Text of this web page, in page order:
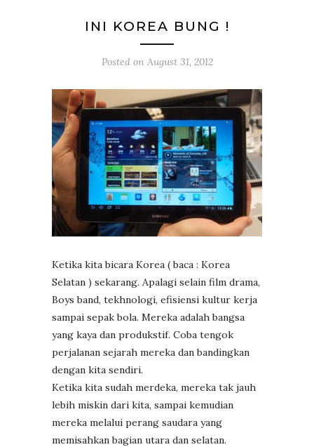
INI KOREA BUNG !
Posted on August 31, 2012
Ketika kita bicara Korea ( baca : Korea
Selatan ) sekarang. Apalagi selain film drama,
Boys band, tekhnologi, efisiensi kultur kerja
sampai sepak bola. Mereka adalah bangsa
yang kaya dan produkstif. Coba tengok
perjalanan sejarah mereka dan bandingkan
dengan kita sendiri.
Ketika kita sudah merdeka, mereka tak jauh
lebih miskin dari kita, sampai kemudian
mereka melalui perang saudara yang
memisahkan bagian utara dan selatan.